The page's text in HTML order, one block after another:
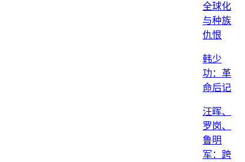
全球化
与种族
仇恨
韩少
功：革
命后记
汪晖、
罗岗、
鲁明
军：跨